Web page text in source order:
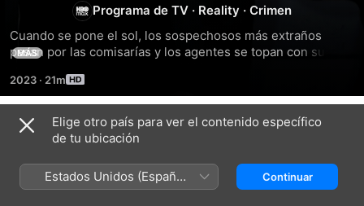
Programa de TV · Reality · Crimen
Cuando se pone el sol, los sospechosos más extraños
pasan por las comisarías y los agentes se topan con sus
MÁS
2023 · 21m
Temporada 2
Elige otro país para ver el contenido específico
de tu ubicación
Estados Unidos (Español
México)
Continuar